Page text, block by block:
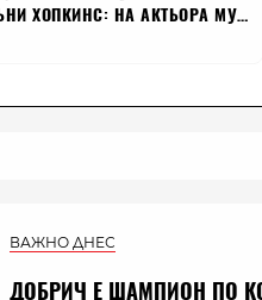
ВАЖНО ДНЕС
ДОБРИЧ Е ШАМПИОН ПО